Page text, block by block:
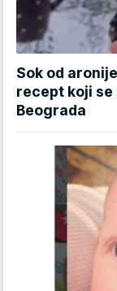
Sok od
recept koji
Beograda